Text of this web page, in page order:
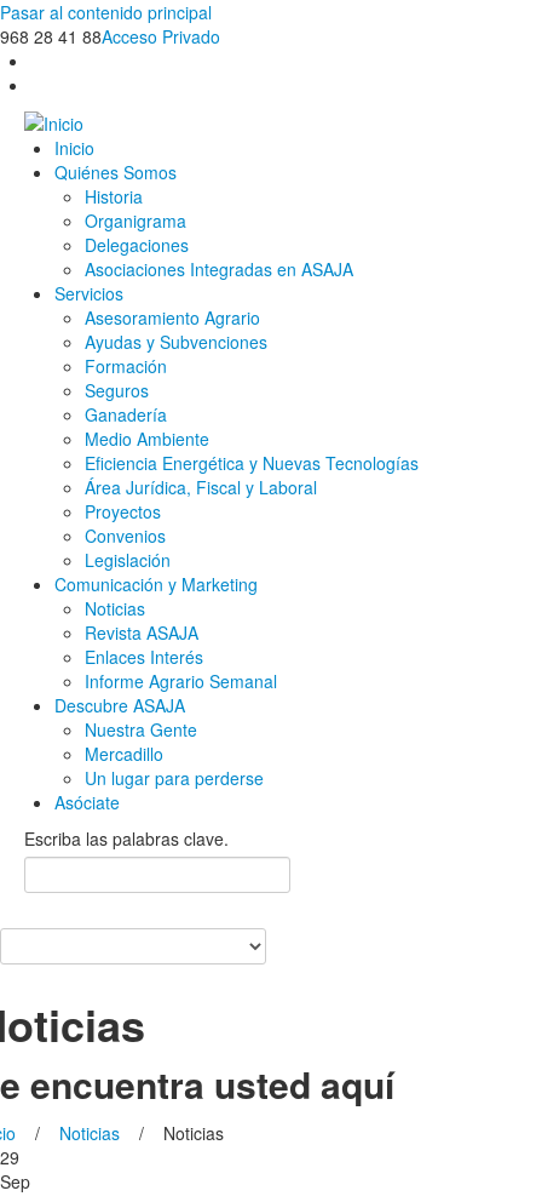
Pasar al contenido principal
968 28 41 88Acceso Privado
Inicio
Quiénes Somos
Historia
Organigrama
Delegaciones
Asociaciones Integradas en ASAJA
Servicios
Asesoramiento Agrario
Ayudas y Subvenciones
Formación
Seguros
Ganadería
Medio Ambiente
Eficiencia Energética y Nuevas Tecnologías
Área Jurídica, Fiscal y Laboral
Proyectos
Convenios
Legislación
Comunicación y Marketing
Noticias
Revista ASAJA
Enlaces Interés
Informe Agrario Semanal
Descubre ASAJA
Nuestra Gente
Mercadillo
Un lugar para perderse
Asóciate
Escriba las palabras clave.
encuentra usted aquí
/ Noticias / Noticias
29
Sep